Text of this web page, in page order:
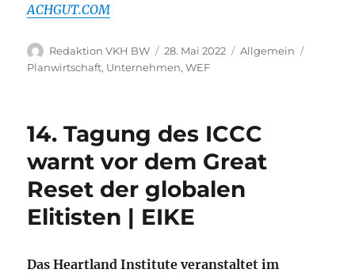
ACHGUT.COM
Autor
Redaktion VKH BW
Veröffentlicht
am
28. Mai 2022 Kategorien
Allgemein
Planwirtschaft, Unternehmen,WEF
14. Tagung des ICCC
warnt vor dem Great
Reset der globalen
Elitisten | EIKE
Das Heartland Institute veranstaltet im